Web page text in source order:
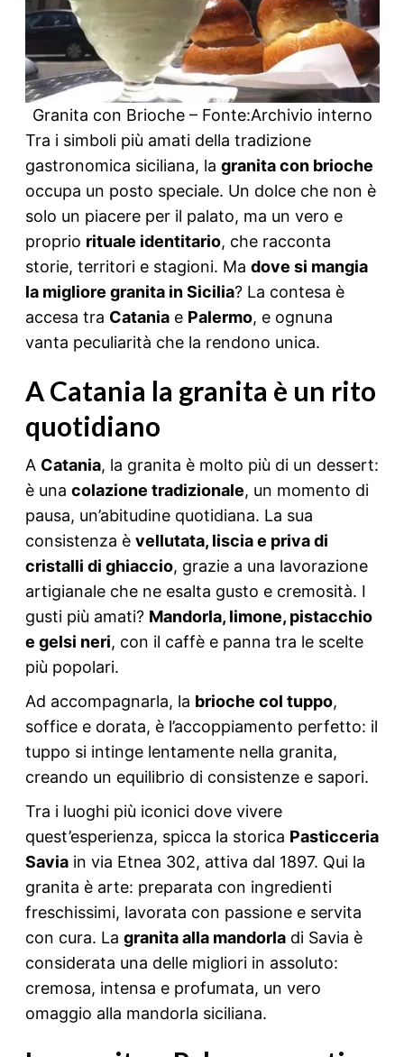
Granita con Brioche – Fonte:Archivio interno
Tra i simboli più amati della tradizione
gastronomica siciliana, la granita con brioche
occupa un posto speciale. Un dolce che non è
solo un piacere per il palato, ma un vero e
proprio rituale identitario, che racconta
storie, territori e stagioni. Ma dove si mangia
la migliore granita in Sicilia? La contesa è
accesa tra Cataniae Palermo, e ognuna
vanta peculiarità che la rendono unica.
A Catania la granita è un rito
quotidiano
A Catania, la granita è molto più di un dessert:
è una colazione tradizionale, un momento di
pausa, un’abitudine quotidiana. La sua
consistenza è vellutata, liscia e priva di
cristalli di ghiaccio, grazie a una lavorazione
artigianale che ne esalta gusto e cremosità. I
gusti più amati? Mandorla, limone, pistacchio
e gelsi neri, con il caffè e panna tra le scelte
più popolari.
Ad accompagnarla, la brioche col tuppo,
soffice e dorata, è l’accoppiamento perfetto: il
tuppo si intinge lentamente nella granita,
creando un equilibrio di consistenze e sapori.
Tra i luoghi più iconici dove vivere
quest’esperienza, spicca la storica Pasticceria
Saviain via Etnea 302, attiva dal 1897. Qui la
granita è arte: preparata con ingredienti
freschissimi, lavorata con passione e servita
con cura. La granita alla mandorladi Savia è
considerata una delle migliori in assoluto:
cremosa, intensa e profumata, un vero
omaggio alla mandorla siciliana.